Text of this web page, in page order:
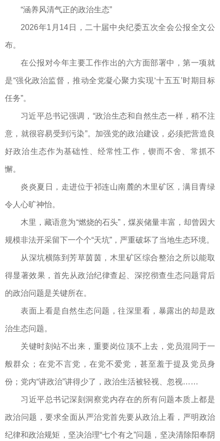
“涵养风清气正的政治生态”
2026年1月14日，二十届中央纪委五次全会公报全文公
布。
在公报对今年主要工作作出的六方面部署中，第一项就
是“强化政治监督，推动全党凝心聚力实现‘十五五’时期目标
任务”。
习近平总书记强调，“政治生态和自然生态一样，稍不注
意，就很容易受到污染”。加强党的政治建设，必须把营造良
好政治生态作为基础性、经常性工作，锲而不舍、常抓不
懈。
炎炎夏日，走进位于祁连山南麓的木里矿区，满目青绿
令人心旷神怡。
木里，藏语意为“燃烧的石头”，煤炭储量丰富，却曾因大
规模非法开采留下一个个“天坑”，严重破坏了当地生态环境。
从深坑横陈到芳草茵茵，木里矿区综合整治之所以能取
得显著效果，首先从政治纪律查起、深挖彻查生态问题背后
的政治问题是关键所在。
表面上看是自然生态问题，往深里看，暴露出的却是政
治生态问题。
关键时刻站不出来，重要岗位顶不上去，党员混同于一
般群众；在党不言党，在党不爱党，甚至羞于提及党员身
份；党内“讲政治”讲得少了，政治生活被轻视、忽视……
习近平总书记深刻洞察党内存在的所有问题本质上都是
政治问题，要求全面从严治党首先要从政治上看，严明政治
纪律和政治规矩，坚决治理“七个有之”问题，坚决清除阳奉阴